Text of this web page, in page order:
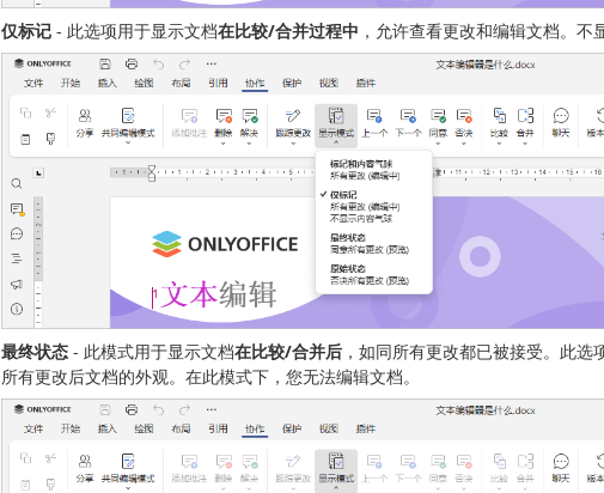
仅标记 - 此选项用于显示文档在比较/合并过程中 ，允许查看更改和编辑文档。不
最终状态 - 此模式用于显示文档在比较/合并后 ，如同所有更改都已被接受。此
所有更改后文档的外观。在此模式下，您无法编辑文档。